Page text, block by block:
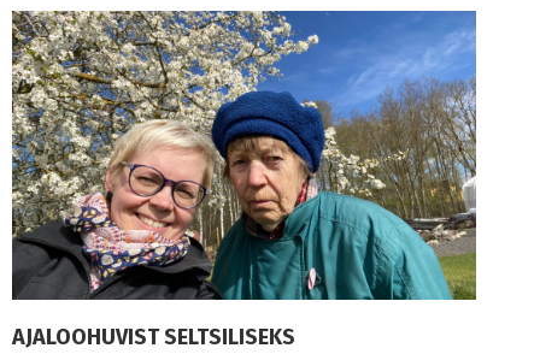
AJALOOHUVIST SELTSILISEKS